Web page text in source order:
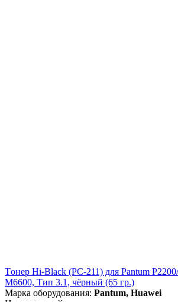
Tонер Hi-Black (PC-211) для Pantum
M6600, Тип 3.1, чёрный (65 гр.)
Марка оборудования: Pantum, Huawei